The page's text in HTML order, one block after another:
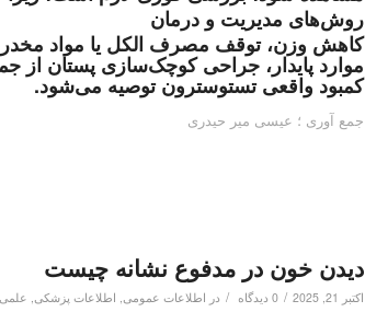
روش‌های مدیریت و درمان
کاهش وزن، توقف مصرف الکل یا مواد
موارد پایدار، جراحی کوچک‌سازی پستان از
کمبود واقعی تستوسترون توصیه می‌شود.
جمع آوری ؛ عیسی میر حیدری
دیدن خون در مدفوع نشانه چیست
اکتبر 21, 2025 / 0 دیدگاه / در اطلاعات عمومی, اطلاعات پزشکی, علمی